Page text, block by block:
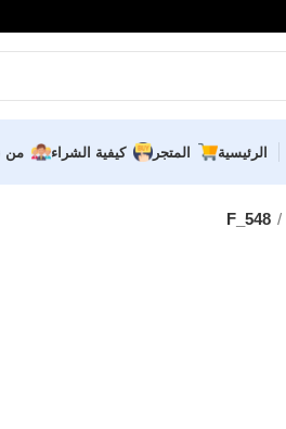
الرئيسية المتجر كيفية الشراء من
F_548